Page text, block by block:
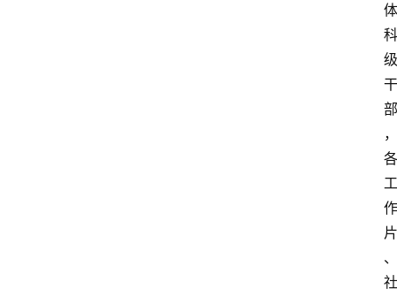
体
科
级
干
部
，
各
工
作
片
、
社